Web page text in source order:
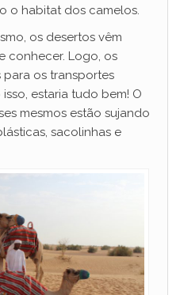
o habitat dos camelos.
os desertos vêm
conhecer. Logo, os
os transportes
isso, estaria tudo bem! O
mesmos estão sujando
sacolinhas e